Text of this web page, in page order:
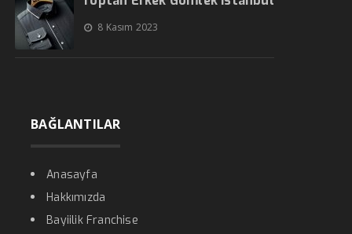
8 Kasım 2023
BAĞLANTILAR
Anasayfa
Hakkımızda
Bayiilik Franchise